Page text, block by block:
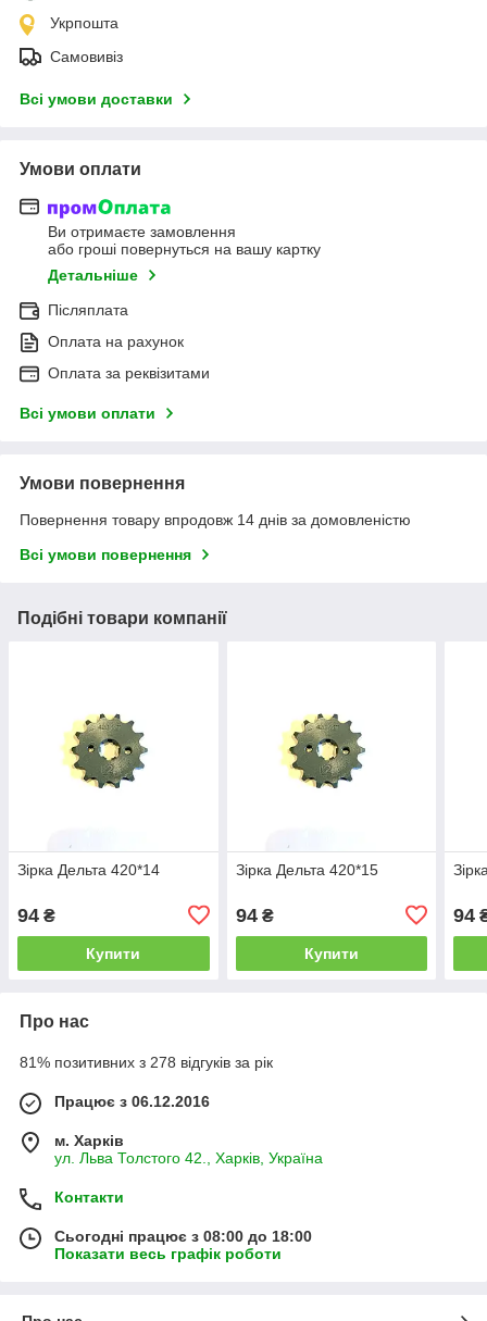
Укрпошта
Самовивіз
Всі умови доставки
Умови оплати
Ви отримаєте замовлення
або гроші повернуться на вашу картку
Детальніше
Післяплата
Оплата на рахунок
Оплата за реквізитами
Всі умови оплати
Умови повернення
Повернення товару впродовж 14 днів за домовленістю
Всі умови повернення
Подібні товари компанії
Зірка Дельта 420*14
94 ₴
Купити
Зірка Дельта 420*15
94₴
Купити
94
Про нас
81% позитивних з 278 відгуків за рік
Працює з 06.12.2016
м. Харків
ул. Льва Толстого 42., Харків, Україна
Контакти
Сьогодні працює з 08:00 до 18:00
Показати весь графік роботи